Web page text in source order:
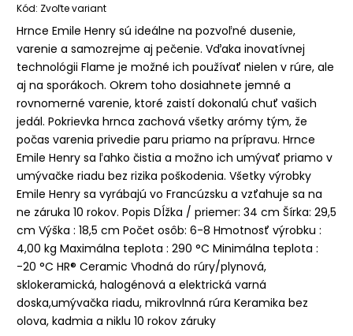
Kód: Zvoľte variant
Hrnce Emile Henry sú ideálne na pozvoľné dusenie,
varenie a samozrejme aj pečenie. Vďaka inovatívnej
technológii Flame je možné ich používať nielen v rúre, ale
aj na sporákoch. Okrem toho dosiahnete jemné a
rovnomerné varenie, ktoré zaistí dokonalú chuť vašich
jedál. Pokrievka hrnca zachová všetky arómy tým, že
počas varenia privedie paru priamo na prípravu. Hrnce
Emile Henry sa ľahko čistia a možno ich umývať priamo v
umývačke riadu bez rizika poškodenia. Všetky výrobky
Emile Henry sa vyrábajú vo Francúzsku a vzťahuje sa na
ne záruka 10 rokov. Popis Dĺžka / priemer: 34 cm Šírka: 29,5
cm Výška : 18,5 cm Počet osôb: 6-8 Hmotnosť výrobku :
4,00 kg Maximálna teplota : 290 °C Minimálna teplota :
-20 °C HR® Ceramic Vhodná do rúry/plynová,
sklokeramická, halogénová a elektrická varná
doska,umývačka riadu, mikrovlnná rúra Keramika bez
olova, kadmia a niklu 10 rokov záruky